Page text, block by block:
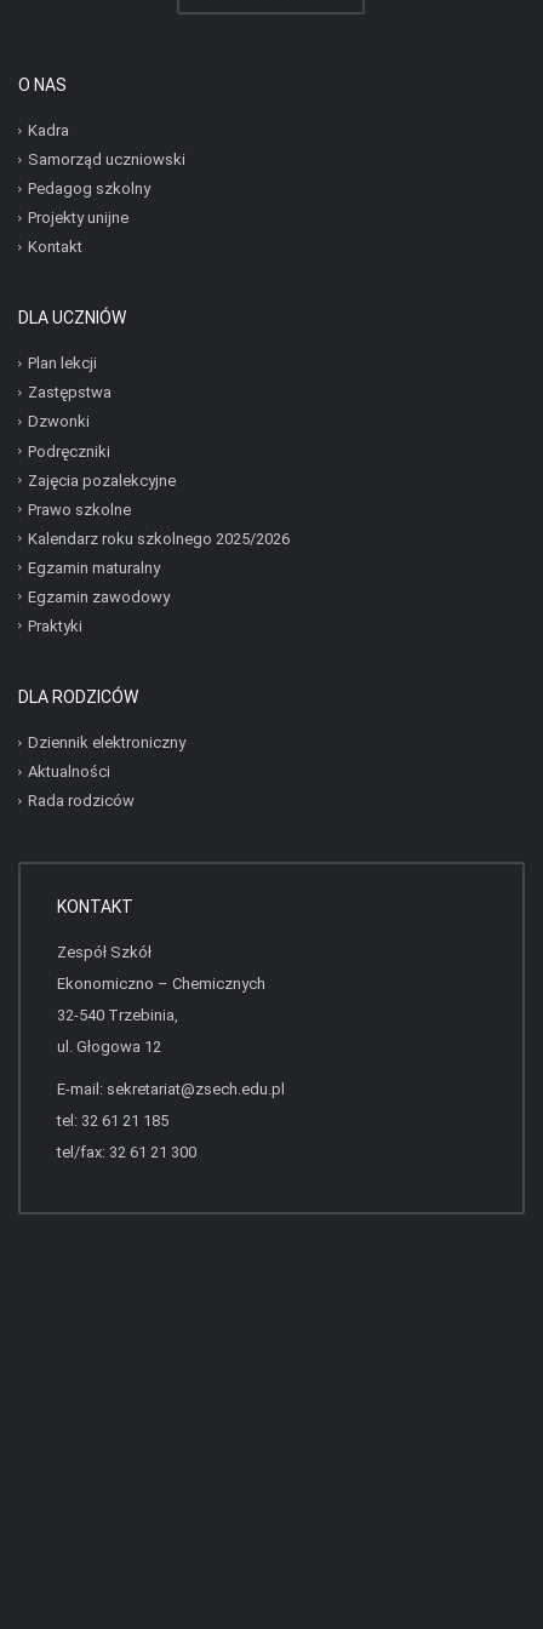
O NAS
Kadra
Samorząd uczniowski
Pedagog szkolny
Projekty unijne
Kontakt
DLA UCZNIÓW
Plan lekcji
Zastępstwa
Dzwonki
Podręczniki
Zajęcia pozalekcyjne
Prawo szkolne
Kalendarz roku szkolnego 2025/2026
Egzamin maturalny
Egzamin zawodowy
Praktyki
DLA RODZICÓW
Dziennik elektroniczny
Aktualności
Rada rodziców
KONTAKT
Zespół Szkół
Ekonomiczno – Chemicznych
32-540 Trzebinia,
ul. Głogowa 12
E-mail: sekretariat@zsech.edu.pl
tel: 32 61 21 185
tel/fax: 32 61 21 300